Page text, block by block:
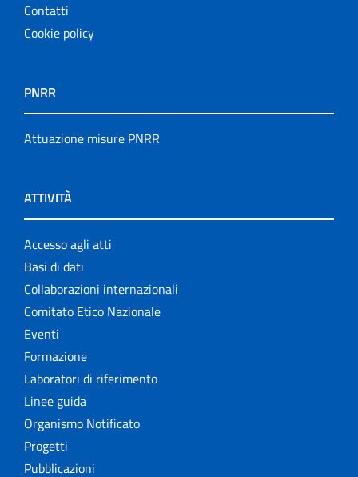
Contatti
Cookie policy
PNRR
Attuazione misure PNRR
ATTIVITÀ
Accesso agli atti
Basi di dati
Collaborazioni internazionali
Comitato Etico Nazionale
Eventi
Formazione
Laboratori di riferimento
Linee guida
Organismo Notificato
Progetti
Pubblicazioni